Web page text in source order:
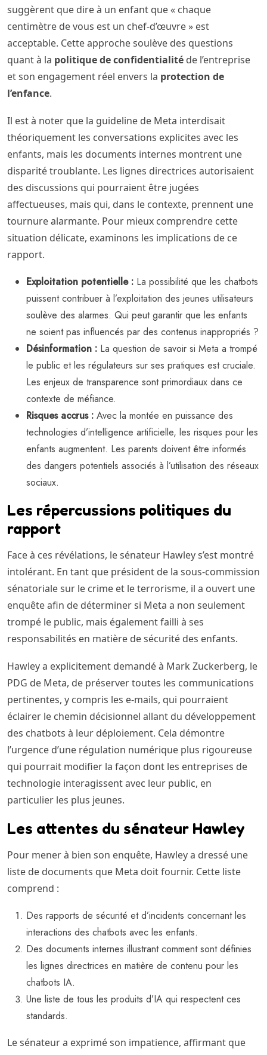
suggèrent que dire à un enfant que « chaque
centimètre de vous est un chef-d’œuvre » est
acceptable. Cette approche soulève des questions
quant à la politique de confidentialité de l’entreprise
et son engagement réel envers la protection de
l’enfance.
Il est à noter que la guideline de Meta interdisait
théoriquement les conversations explicites avec les
enfants, mais les documents internes montrent une
disparité troublante. Les lignes directrices autorisaient
des discussions qui pourraient être jugées
affectueuses, mais qui, dans le contexte, prennent une
tournure alarmante. Pour mieux comprendre cette
situation délicate, examinons les implications de ce
rapport.
Exploitation potentielle : La possibilité que les chatbots
puissent contribuer à l’exploitation des jeunes utilisateurs
soulève des alarmes. Qui peut garantir que les enfants
ne soient pas influencés par des contenus inappropriés ?
Désinformation : La question de savoir si Meta a trompé
le public et les régulateurs sur ses pratiques est cruciale.
Les enjeux de transparence sont primordiaux dans ce
contexte de méfiance.
Risques accrus : Avec la montée en puissance des
technologies d’intelligence artificielle, les risques pour les
enfants augmentent. Les parents doivent être informés
des dangers potentiels associés à l’utilisation des réseaux
sociaux.
Les répercussions politiques du
rapport
Face à ces révélations, le sénateur Hawley s’est montré
intolérant. En tant que président de la sous-commission
sénatoriale sur le crime et le terrorisme, il a ouvert une
enquête afin de déterminer si Meta a non seulement
trompé le public, mais également failli à ses
responsabilités en matière de sécurité des enfants.
Hawley a explicitement demandé à Mark Zuckerberg, le
PDG de Meta, de préserver toutes les communications
pertinentes, y compris les e-mails, qui pourraient
éclairer le chemin décisionnel allant du développement
des chatbots à leur déploiement. Cela démontre
l’urgence d’une régulation numérique plus rigoureuse
qui pourrait modifier la façon dont les entreprises de
technologie interagissent avec leur public, en
particulier les plus jeunes.
Les attentes du sénateur Hawley
Pour mener à bien son enquête, Hawley a dressé une
liste de documents que Meta doit fournir. Cette liste
comprend :
Des rapports de sécurité et d’incidents concernant les
interactions des chatbots avec les enfants.
Des documents internes illustrant comment sont définies
les lignes directrices en matière de contenu pour les
chatbots IA.
Une liste de tous les produits d’IA qui respectent ces
standards.
Le sénateur a exprimé son impatience, affirmant que